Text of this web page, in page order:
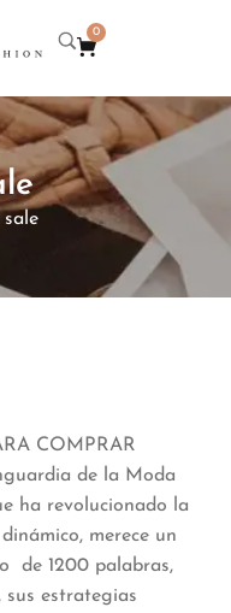
0
COMPRAR
de la Moda
ha revolucionado la
merece un
de 1200 palabras,
estrategias